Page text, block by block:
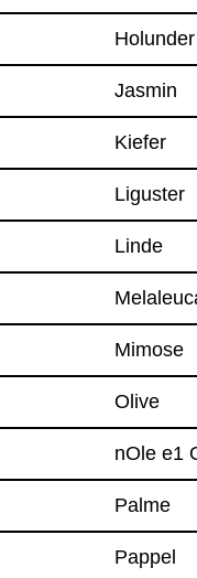
Holun­der
Jas­min
Kie­fer
Ligus­ter
Linde
Mimose
Olive
nOle e1
Palme
Pap­pel